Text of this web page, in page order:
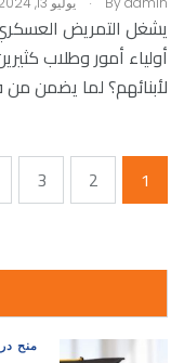
يشغل التمريض العسكري
أولياء أمور وطلاب
لأبنائهم؟ لما يضمن
1
2
3
منح